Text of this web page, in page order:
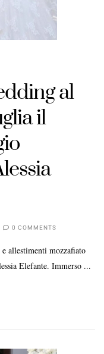
al
il
0 COMMENTS
allestimenti mozzafiato
Elefante. Immerso ...